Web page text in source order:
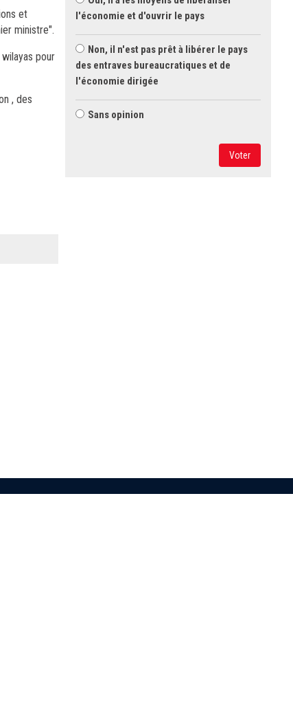
et
ministre".
pour
, des
l'économie et d'ouvrir le pays
Non, il n'est pas prêt à libérer le pays
des entraves bureaucratiques et de
l'économie dirigée
Sans opinion
Voter